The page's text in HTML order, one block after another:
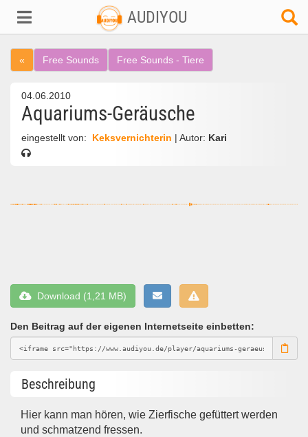
AUDIYOU
« Free Sounds Free Sounds - Tiere
04.06.2010
Aquariums-Geräusche
eingestellt von: Keksvernichterin | Autor: Kari
Download (1,21 MB)
Den Beitrag auf der eigenen Internetseite einbetten:
Beschreibung
Hier kann man hören, wie Zierfische gefüttert werden
und schmatzend fressen.